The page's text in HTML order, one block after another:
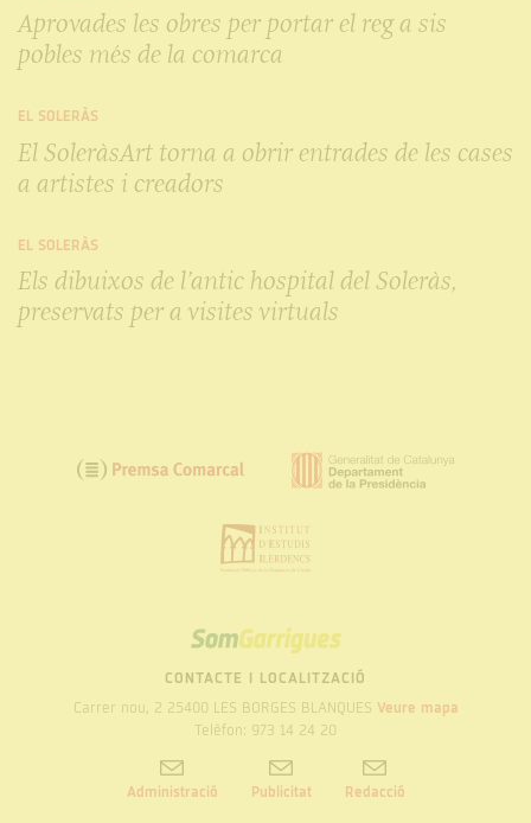
Aprovades les obres per portar el reg a sis
pobles més de la comarca
EL SOLERÀS
El SoleràsArt torna a obrir entrades de les cases
a artistes i creadors
EL SOLERÀS
Els dibuixos de l’antic hospital del Soleràs,
preservats per a visites virtuals
SOM
GARRIGUES
CONTACTE I LOCALITZACIÓ
Carrer nou, 2 25400 LES BORGES BLANQUES Veure mapa
Telèfon: 973 14 24 20
Administració Publicitat Redacció